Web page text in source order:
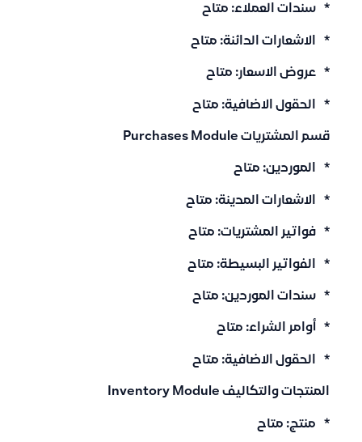
* سندات العملاء: متاح
* الاشعارات الدائنة: متاح
* عروض الاسعار: متاح
* الحقول الاضافية: متاح
قسم المشتريات Purchases Module
* الموردين: متاح
* الاشعارات المدينة: متاح
* فواتير المشتريات: متاح
* الفواتير البسيطة: متاح
* سندات الموردين: متاح
* أوامر الشراء: متاح
* الحقول الاضافية: متاح
المنتجات والتكاليف Inventory Module
* منتج: متاح